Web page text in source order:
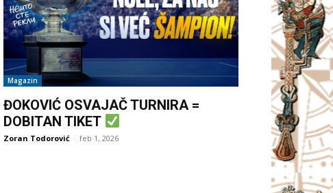
Magazin
ĐOKOVIĆ OSVAJAČ TURNIRA =
DOBITAN TIKET
Zoran Todorović - feb 1, 2026